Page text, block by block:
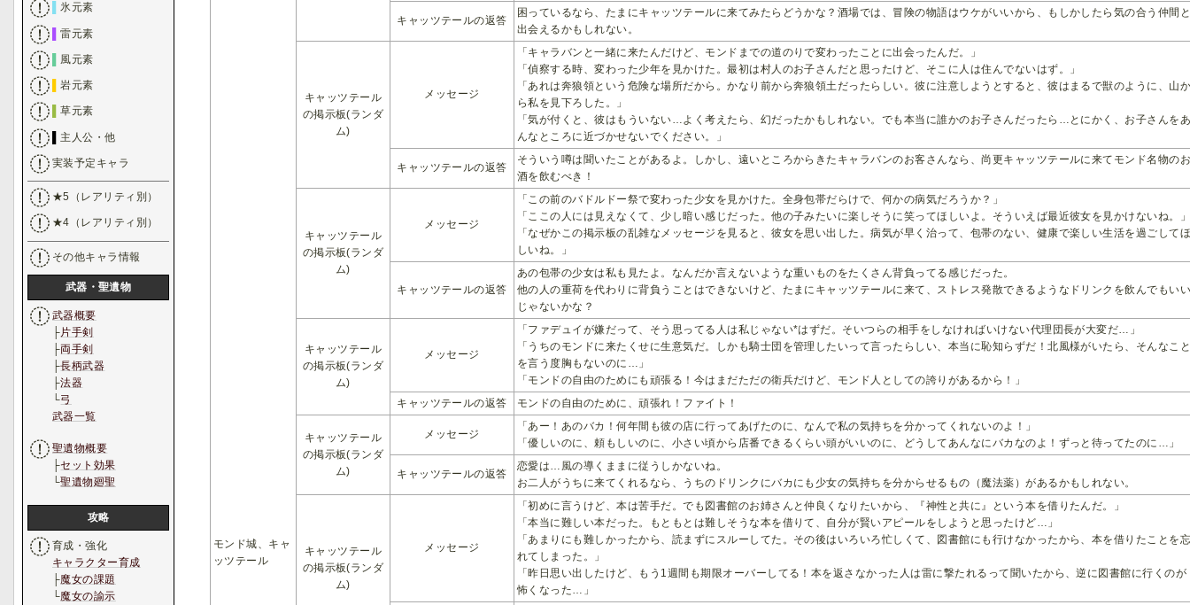
モンド城、キャ
ッツテール
キャッツテールの返答
困っているなら、たまにキャッツテールに来てみたらどうかな？酒場では、冒険の物語はウケがいいから、もしかしたら気の合う仲間
出会えるかもしれない。
キャッツテール
の掲示板(ランダ
ム)
メッセージ
「キャラバンと一緒に来たんだけど、モンドまでの道のりで変わったことに出会ったんだ。」
「偵察する時、変わった少年を見かけた。最初は村人のお子さんだと思ったけど、そこに人は住んでないはず。」
「あれは奔狼領という危険な場所だから。かなり前から奔狼領土だったらしい。彼に注意しようとすると、彼はまるで獣のように、山
ら私を見下ろした。」
「気が付くと、彼はもういない…よく考えたら、幻だったかもしれない。でも本当に誰かのお子さんだったら…とにかく、お子さんを
んなところに近づかせないでください。」
キャッツテールの返答
そういう噂は聞いたことがあるよ。しかし、遠いところからきたキャラバンのお客さんなら、尚更キャッツテールに来てモンド名物の
酒を飲むべき！
キャッツテール
の掲示板(ランダ
ム)
メッセージ
「この前のバドルドー祭で変わった少女を見かけた。全身包帯だらけで、何かの病気だろうか？」
「ここの人には見えなくて、少し暗い感じだった。他の子みたいに楽しそうに笑ってほしいよ。そういえば最近彼女を見かけないね。
「なぜかこの掲示板の乱雑なメッセージを見ると、彼女を思い出した。病気が早く治って、包帯のない、健康で楽しい生活を過ごして
しいね。」
キャッツテールの返答
あの包帯の少女は私も見たよ。なんだか言えないような重いものをたくさん背負ってる感じだった。
他の人の重荷を代わりに背負うことはできないけど、たまにキャッツテールに来て、ストレス発散できるようなドリンクを飲んでもい
じゃないかな？
キャッツテール
の掲示板(ランダ
ム)
メッセージ
「ファデュイが嫌だって、そう思ってる人は私じゃない*はずだ。そいつらの相手をしなければいけない代理団長が大変だ…」
「うちのモンドに来たくせに生意気だ。しかも騎士団を管理したいって言ったらしい、本当に恥知らずだ！北風様がいたら、そんなこ
を言う度胸もないのに…」
「モンドの自由のためにも頑張る！今はまだただの衛兵だけど、モンド人としての誇りがあるから！」
キャッツテールの返答
モンドの自由のために、頑張れ！ファイト！
キャッツテール
の掲示板(ランダ
ム)
メッセージ
「あー！あのバカ！何年間も彼の店に行ってあげたのに、なんで私の気持ちを分かってくれないのよ！」
「優しいのに、頼もしいのに、小さい頃から店番できるくらい頭がいいのに、どうしてあんなにバカなのよ！ずっと待ってたのに…」
キャッツテールの返答
恋愛は…風の導くままに従うしかないね。
お二人がうちに来てくれるなら、うちのドリンクにバカにも少女の気持ちを分からせるもの（魔法薬）があるかもしれない。
キャッツテール
の掲示板(ランダ
ム)
メッセージ
「初めに言うけど、本は苦手だ。でも図書館のお姉さんと仲良くなりたいから、『神性と共に』という本を借りたんだ。」
「本当に難しい本だった。もともとは難しそうな本を借りて、自分が賢いアピールをしようと思ったけど…」
「あまりにも難しかったから、読まずにスルーしてた。その後はいろいろ忙しくて、図書館にも行けなかったから、本を借りたことを
れてしまった。」
「昨日思い出したけど、もう1週間も期限オーバーしてる！本を返さなかった人は雷に撃たれるって聞いたから、逆に図書館に行くのが
怖くなった…」
▌氷元素
▌雷元素
風元素
▌岩元素
▌草元素
主人公・他
実装予定キャラ
★5（レアリティ別）
★4（レアリティ別）
その他キャラ情報
武器・聖遺物
武器概要
├片手剣
├両手剣
├長柄武器
├法器
└弓
武器一覧
聖遺物概要
├セット効果
└聖遺物廻聖
攻略
育成・強化
キャラクター育成
├魔女の課題
└魔女の諭示